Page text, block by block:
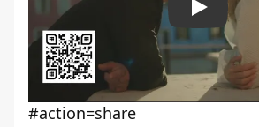
Play
#action=share